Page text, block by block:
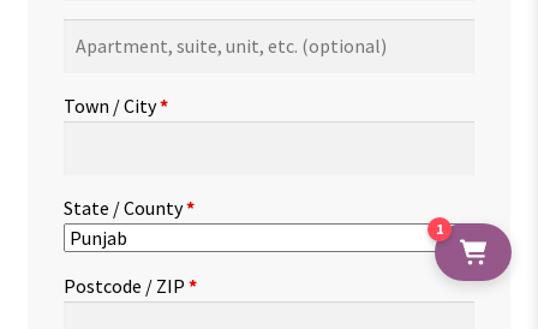
suite,
etc.(optional)
Town / City*
State / County*
Postcode / ZIP *
1